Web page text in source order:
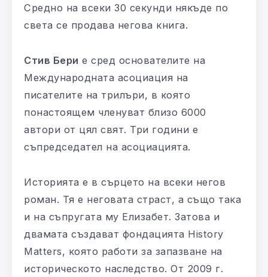
Средно на всеки 30 секунди някъде по
света се продава негова книга.
Стив Бери е сред основателите на
Международната асоциация на
писателите на трилъри, в която
понастоящем членуват близо 6000
автори от цял свят. Три години е
съпредседател на асоциацията.
Историята е в сърцето на всеки негов
роман. Тя е неговата страст, а също така
и на съпругата му Елизабет. Затова и
двамата създават фондацията History
Matters, която работи за запазване на
историческото наследство. От 2009 г.